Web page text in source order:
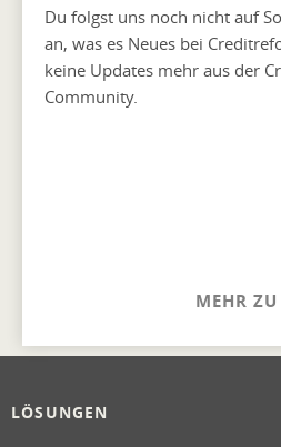
Du folgst uns noch nicht auf
an, was es Neues bei
keine Updates mehr aus der
Community.
MEHR
LÖSUNGEN